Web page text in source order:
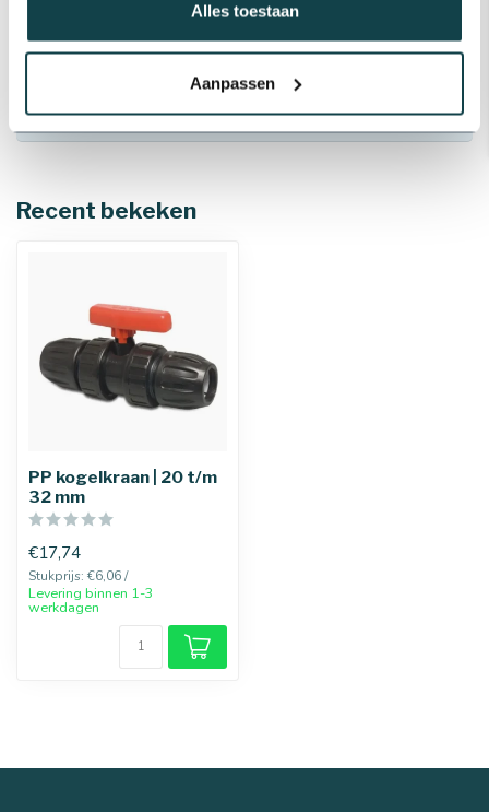
Alles toestaan
Aanpassen
Professioneel advies
Advies nodig van de beregeningsspecialist?
info@onlineberegening.nl
740 032.
Recent bekeken
PP kogelkraan | 20 t/m
32 mm
€17,74
Stukprijs: €6,06 /
Levering binnen 1-3
werkdagen